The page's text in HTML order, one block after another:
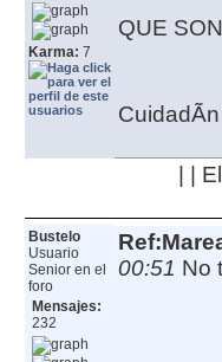
Karma: 7
QUE
| |
Bustelo
Usuario
Senior en el
foro
Mensajes:
232
00:51 No